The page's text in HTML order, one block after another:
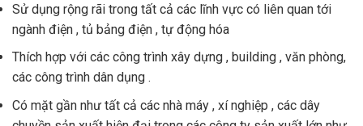
Sử dụng rộng rãi trong tất cả các lĩnh vực có liên quan tới
ngành điện , tủ bảng điện , tự động hóa
Thích hợp với các công trình xây dựng , building , văn phòng,
các công trình dân dụng .
Có mặt gần như tất cả các nhà máy , xí nghiệp , các dây